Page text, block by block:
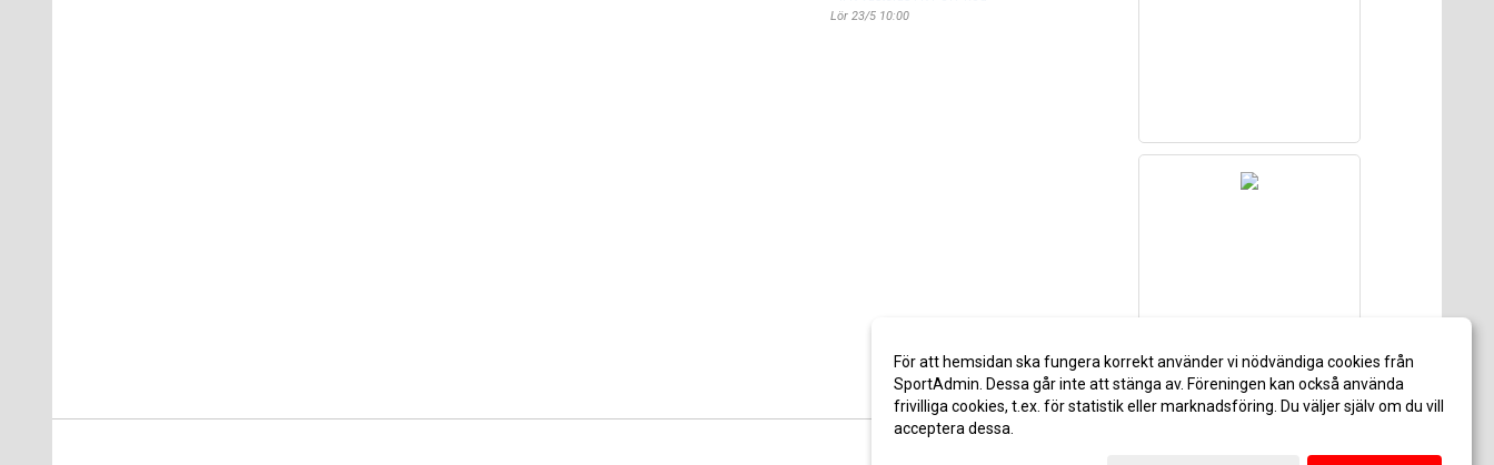
Lör 23/5 10:00
För att hemsidan ska fungera korrekt använder vi nödvändiga cookies från
SportAdmin. Dessa går inte att stänga av. Föreningen kan också använda
frivilliga cookies, t.ex. för statistik eller marknadsföring. Du väljer själv om du vill
acceptera dessa.